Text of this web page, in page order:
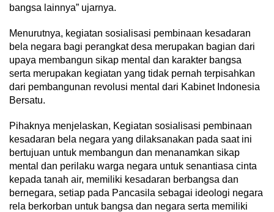
bangsa lainnya” ujarnya.
Menurutnya, kegiatan sosialisasi pembinaan kesadaran
bela negara bagi perangkat desa merupakan bagian dari
upaya membangun sikap mental dan karakter bangsa
serta merupakan kegiatan yang tidak pernah terpisahkan
dari pembangunan revolusi mental dari Kabinet Indonesia
Bersatu.
Pihaknya menjelaskan, Kegiatan sosialisasi pembinaan
kesadaran bela negara yang dilaksanakan pada saat ini
bertujuan untuk membangun dan menanamkan sikap
mental dan perilaku warga negara untuk senantiasa cinta
kepada tanah air, memiliki kesadaran berbangsa dan
bernegara, setiap pada Pancasila sebagai ideologi negara
rela berkorban untuk bangsa dan negara serta memiliki